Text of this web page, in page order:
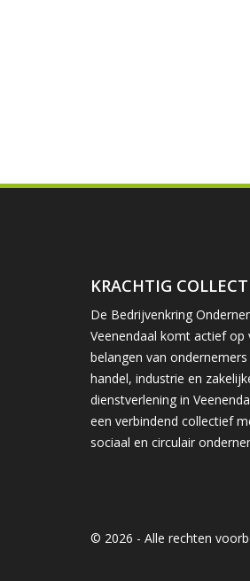
KRACHTIG
De Bedrijvenkring
Veenendaal komt actief op
belangen van ondernemers
handel, industrie en
dienstverlening in
een verbindend collectief
sociaal en circulair
© 2026 - Alle rechten